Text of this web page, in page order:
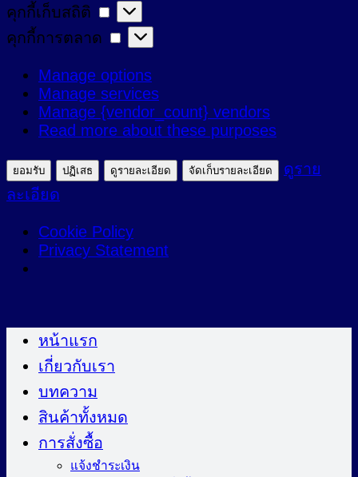
จำเป็น
คุกกี้เก็บสถิติ
คุกกี้
เก็บ
คุกกี้การตลาด
คุกกี้
ตลาด
Manage options
Manage services
Manage {vendor_count} vendors
Read more about these purposes
ยอมรับ ปฏิเสธ ดูรายละเอียด จัดเก็บรายละเอียด
ดูราย
ละเอียด
Cookie Policy
Privacy Statement
ไป
หน้าแรก
เกี่ยวกับเรา
บทความ
สินค้าทั้งหมด
การสั่งซื้อ
แจ้งชำระเงิน